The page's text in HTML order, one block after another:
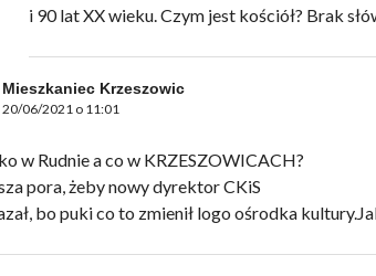
i 90 lat XX wieku. Czym jest kościół? Brak
Mieszkaniec Krzeszowic
20/06/2021 o 11:01
w Rudnie a co w KRZESZOWICACH?
pora, żeby nowy dyrektor CKiS
bo puki co to zmienił logo ośrodka